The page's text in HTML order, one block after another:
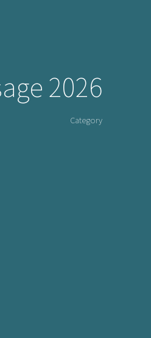
2026
Category